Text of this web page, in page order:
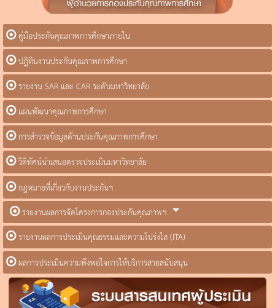
คู่มือประกันคุณภาพการศึกษาภายใน
ปฏิทินงานประกันคุณภาพการศึกษา
รายงาน SAR และ CAR ระดับมหาวิทยาลัย
แผนพัฒนาคุณภาพการศึกษา
การสำรวจข้อมูลด้านประกันคุณภาพการศึกษา
วีดิทัศน์นำเสนอตรวจประเมินมหาวิทยาลัย
กฎหมายที่เกี่ยวกับงานประกันฯ
รายงานผลการจัดโครงการกองประกันคุณภาพฯ
รายงานผลการประเมินคุณธรรมและความโปร่งใส (ITA)
ผลการประเมินความพึงพอใจการให้บริการสายสนับสนุน